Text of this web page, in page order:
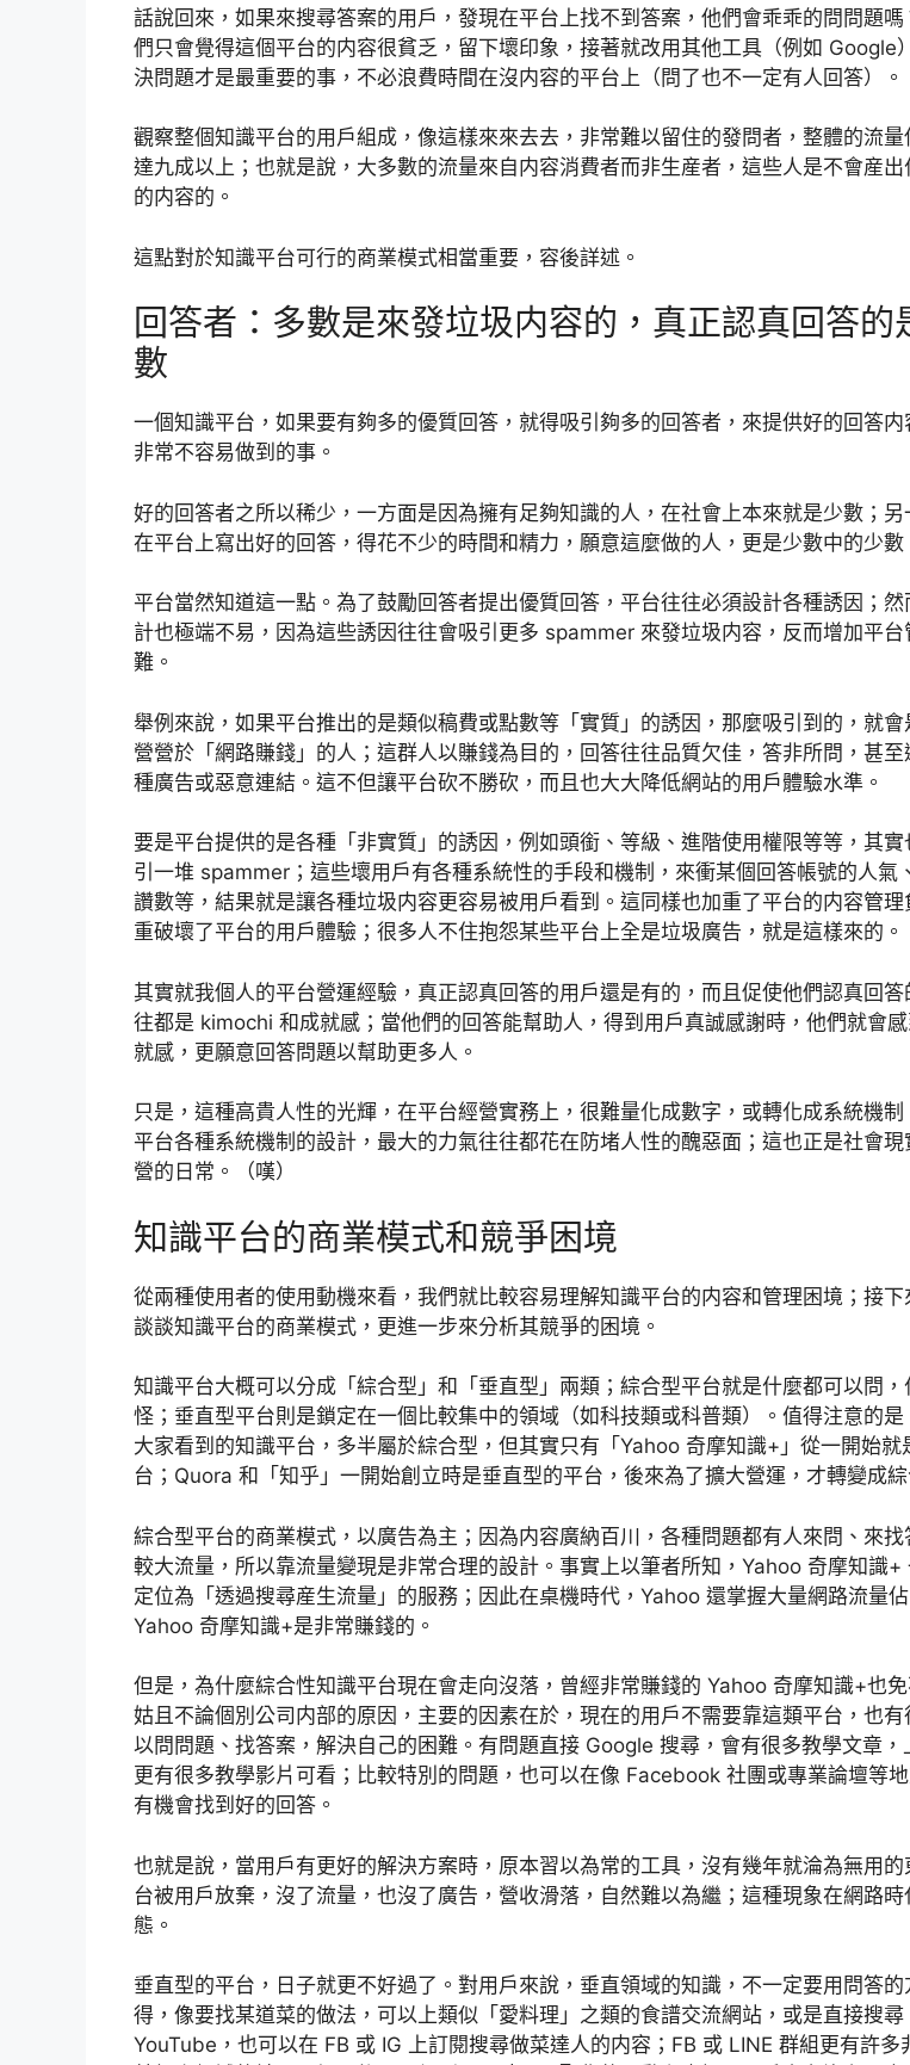
話說回來，如果來搜尋答案的用戶，發現在平台上找不到答案，他們會乖乖的問問題
們只會覺得這個平台的内容很貧乏，留下壞印象，接著就改用其他工具（例如 Google
決問題才是最重要的事，不必浪費時間在沒内容的平台上（問了也不一定有人回答）。
觀察整個知識平台的用戶組成，像這樣來來去去，非常難以留住的發問者，整體的流量
達九成以上；也就是說，大多數的流量來自内容消費者而非生産者，這些人是不會産
的内容的。
這點對於知識平台可行的商業模式相當重要，容後詳述。
回答者：多數是來發垃圾内容的，真正認真回答的
數
一個知識平台，如果要有夠多的優質回答，就得吸引夠多的回答者，來提供好的回答内
非常不容易做到的事。
好的回答者之所以稀少，一方面是因為擁有足夠知識的人，在社會上本來就是少數；另
在平台上寫出好的回答，得花不少的時間和精力，願意這麼做的人，更是少數中的少數
平台當然知道這一點。為了鼓勵回答者提出優質回答，平台往往必須設計各種誘因；然
計也極端不易，因為這些誘因往往會吸引更多 spammer 來發垃圾内容，反而增加平台
難。
舉例來說，如果平台推出的是類似稿費或點數等「實質」的誘因，那麼吸引到的，就會
營營於「網路賺錢」的人；這群人以賺錢為目的，回答往往品質欠佳，答非所問，甚
種廣告或惡意連結。這不但讓平台砍不勝砍，而且也大大降低網站的用戶體驗水準。
要是平台提供的是各種「非實質」的誘因，例如頭銜、等級、進階使用權限等等，其實
引一堆 spammer；這些壞用戶有各種系統性的手段和機制，來衝某個回答帳號的人氣
讚數等，結果就是讓各種垃圾内容更容易被用戶看到。這同樣也加重了平台的内容管理
重破壞了平台的用戶體驗；很多人不住抱怨某些平台上全是垃圾廣告，就是這樣來的。
其實就我個人的平台營運經驗，真正認真回答的用戶還是有的，而且促使他們認真回答
往都是 kimochi 和成就感；當他們的回答能幫助人，得到用戶真誠感謝時，他們就會
就感，更願意回答問題以幫助更多人。
只是，這種高貴人性的光輝，在平台經營實務上，很難量化成數字，或轉化成系統機制
平台各種系統機制的設計，最大的力氣往往都花在防堵人性的醜惡面；這也正是社會現
營的日常。（嘆）
知識平台的商業模式和競爭困境
從兩種使用者的使用動機來看，我們就比較容易理解知識平台的内容和管理困境；接下
談談知識平台的商業模式，更進一步來分析其競爭的困境。
知識平台大概可以分成「綜合型」和「垂直型」兩類；綜合型平台就是什麼都可以問
怪；垂直型平台則是鎖定在一個比較集中的領域（如科技類或科普類）。值得注意的是
大家看到的知識平台，多半屬於綜合型，但其實只有「Yahoo 奇摩知識+」從一開始就
台；Quora 和「知乎」一開始創立時是垂直型的平台，後來為了擴大營運，才轉變成綜
綜合型平台的商業模式，以廣告為主；因為内容廣納百川，各種問題都有人來問、來找
較大流量，所以靠流量變現是非常合理的設計。事實上以筆者所知，Yahoo 奇摩知識+
定位為「透過搜尋産生流量」的服務；因此在桌機時代，Yahoo 還掌握大量網路流量佔
Yahoo 奇摩知識+是非常賺錢的。
但是，為什麼綜合性知識平台現在會走向沒落，曾經非常賺錢的 Yahoo 奇摩知識+也免
姑且不論個別公司内部的原因，主要的因素在於，現在的用戶不需要靠這類平台，也
以問問題、找答案，解決自己的困難。有問題直接 Google 搜尋，會有很多教學文章，
更有很多教學影片可看；比較特別的問題，也可以在像 Facebook 社團或專業論壇等
有機會找到好的回答。
也就是說，當用戶有更好的解決方案時，原本習以為常的工具，沒有幾年就淪為無用
台被用戶放棄，沒了流量，也沒了廣告，營收滑落，自然難以為繼；這種現象在網路時
態。
垂直型的平台，日子就更不好過了。對用戶來說，垂直領域的知識，不一定要用問答的
得，像要找某道菜的做法，可以上類似「愛料理」之類的食譜交流網站，或是直接搜尋
YouTube，也可以在 FB 或 IG 上訂閱搜尋做菜達人的内容；FB 或 LINE 群組更有許多